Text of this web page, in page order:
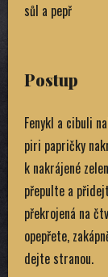
sůl a pepř
Postup
Fenykl a cibuli
piri papričky
k nakrájené
přepulte a
překrojená na
opepřete,
dejte stranou.